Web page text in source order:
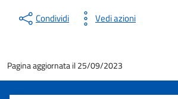
Condividi Vedi azioni
Pagina aggiornata il 25/09/2023